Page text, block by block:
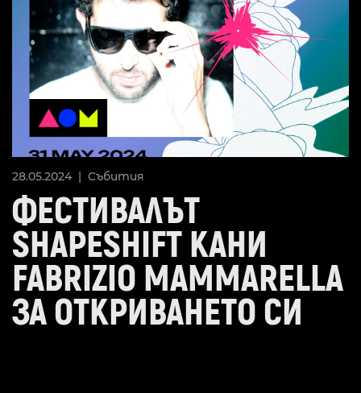
28.05.2024 | Събития
ФЕСТИВАЛЪТ
SHAPESHIFT КАНИ
FABRIZIO MAMMARELLA
ЗА ОТКРИВАНЕТО СИ